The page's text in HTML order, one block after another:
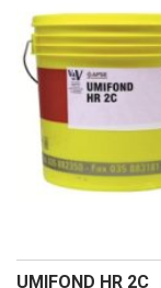
UMIFOND HR 2C